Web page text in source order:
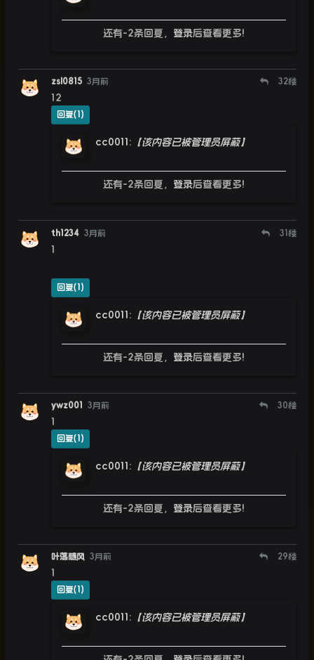
还有-2条回复， 登录后查看更多!
zsl0815 3月前 32楼
12
回复(1)
cc0011 : 【该内容已被管理员屏蔽】
还有-2条回复， 登录后查看更多!
th1234 3月前 31 楼
1
回复(1)
cc0011 : 【该内容已被管理员屏蔽】
还有-2条回复， 登录后查看更多!
ywz001 3月前 30楼
1
回复(1)
cc0011 : 【该内容已被管理员屏蔽】
还有-2条回复， 登录后查看更多!
叶落随风 3月前 29楼
1
回复(1)
cc0011 : 【该内容已被管理员屏蔽】